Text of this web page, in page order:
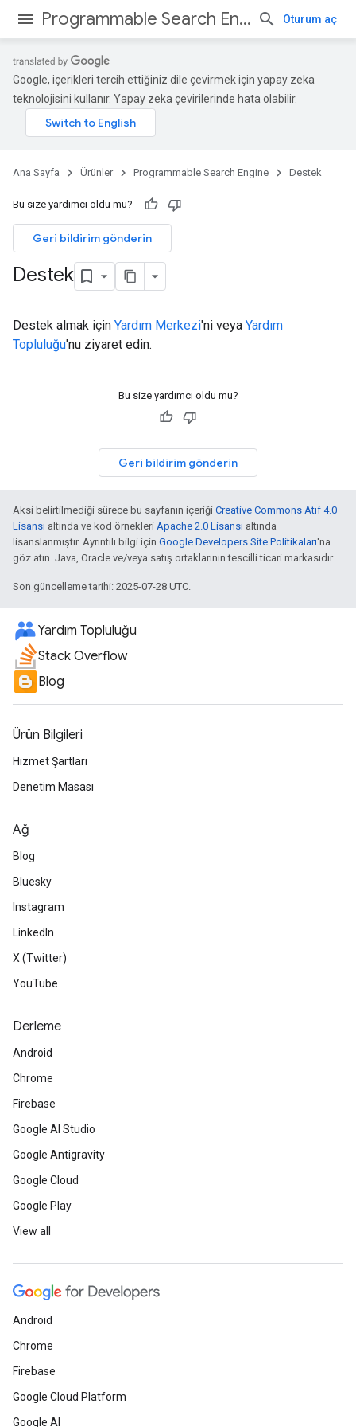
Programmable Search Engine Oturum aç
Google, içerikleri tercih ettiğiniz dile çevirmek için yapay zeka
teknolojisini kullanır. Yapay zeka çevirilerinde hata olabilir.
Ana Sayfa Ürünler Programmable Search Engine Destek
Bu size yardımcı oldu mu?
Geri bildirim gönderin
Destek
Destek almak için Yardım Merkezi'ni veya Yardım
Topluluğu'nu ziyaret edin.
Bu size yardımcı oldu mu?
Geri bildirim gönderin
Aksi belirtilmediği sürece bu sayfanın içeriği Creative Commons Atıf 4.0
Lisansı altında ve kod örnekleri Apache 2.0 Lisansı altında
lisanslanmıştır. Ayrıntılı bilgi için Google Developers Site Politikaları'na
göz atın. Java, Oracle ve/veya satış ortaklarının tescilli ticari markasıdır.
Son güncelleme tarihi: 2025-07-28 UTC.
Yardım Topluluğu
Stack Overflow
Blog
Ürün Bilgileri
Hizmet Şartları
Denetim Masası
Ağ
Blog
Bluesky
Instagram
LinkedIn
X (Twitter)
YouTube
Derleme
Android
Chrome
Firebase
Google AI Studio
Google Antigravity
Google Cloud
Google Play
View all
Android
Chrome
Firebase
Google Cloud Platform
Google AI